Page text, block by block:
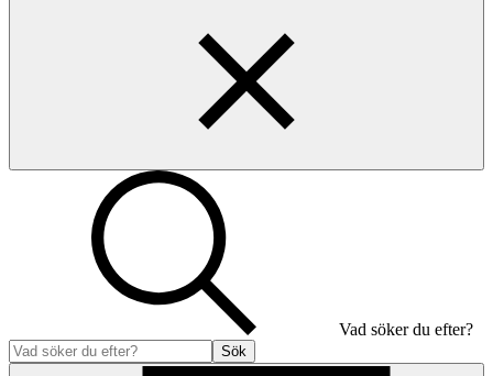
Vad söker du efter?
Sök